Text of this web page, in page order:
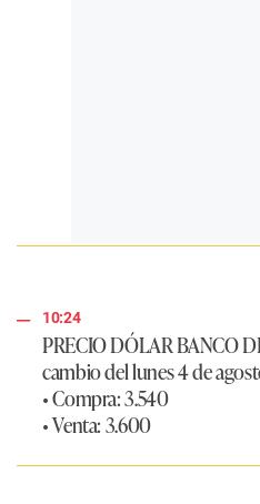
10:24
PRECIO DÓLAR BANCO
cambio del lunes 4 de
• Compra:3.540
• Venta:3.600